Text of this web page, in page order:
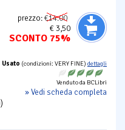
prezzo:€14.00
€ 3,50
SCONTO 75%
Usato (condizioni: VERY FINE) dettagli
Venduto da BCLibri
» Vedi scheda completa